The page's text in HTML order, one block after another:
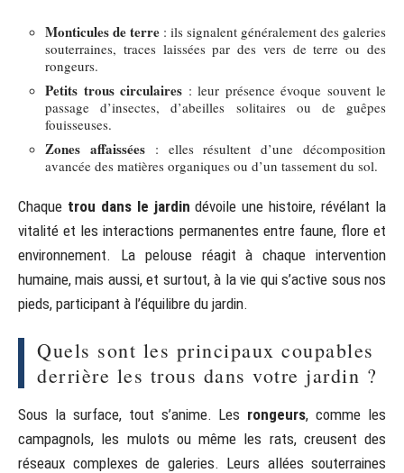
Monticules de terre : ils signalent généralement des galeries
souterraines, traces laissées par des vers de terre ou des
rongeurs.
Petits trous circulaires : leur présence évoque souvent le
passage d’insectes, d’abeilles solitaires ou de guêpes
fouisseuses.
Zones affaissées: elles résultent d’une décomposition
avancée des matières organiques ou d’un tassement du sol.
Chaque trou dans le jardin dévoile une histoire, révélant la
vitalité et les interactions permanentes entre faune, flore et
environnement. La pelouse réagit à chaque intervention
humaine, mais aussi, et surtout, à la vie qui s’active sous nos
pieds, participant à l’équilibre du jardin.
Quels sont les principaux coupables
derrière les trous dans votre jardin ?
Sous la surface, tout s’anime. Les rongeurs, comme les
campagnols, les mulots ou même les rats, creusent des
réseaux complexes de galeries. Leurs allées souterraines